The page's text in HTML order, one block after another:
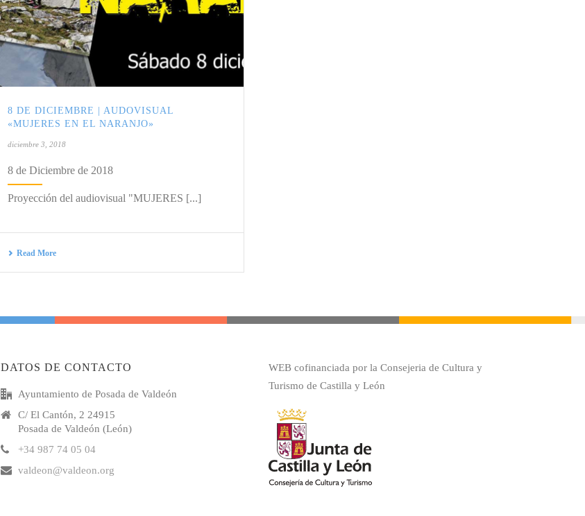
8 DE DICIEMBRE | AUDOVISUAL
«MUJERES EN EL NARANJO»
diciembre 3, 2018
8 de Diciembre de 2018
Proyección del audiovisual "MUJERES [...]
Read More
DATOS DE CONTACTO
Ayuntamiento de Posada de Valdeón
C/ El Cantón, 2 24915
Posada de Valdeón (León)
+34 987 74 05 04
valdeon@valdeon.org
WEB cofinanciada por la Consejeria de Cultura y
Turismo de Castilla y León